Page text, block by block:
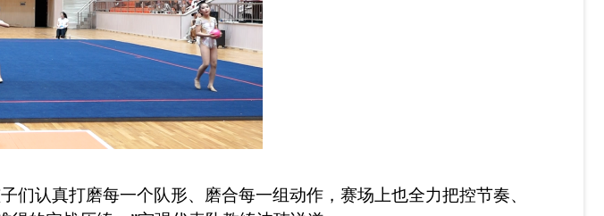
认真打磨每一个队形、磨合每一组动作，赛场上也全力把控节奏、